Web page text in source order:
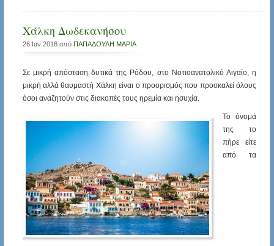
Χάλκη Δωδεκανήσου
26 Ιαν 2018 από ΠΑΠΑΔΟΥΛΗ ΜΑΡΙΑ
Σε μικρή απόσταση δυτικά της Ρόδου, στο Νοτιοανατολικό Αιγαίο, η
μικρή αλλά θαυμαστή Χάλκη είναι ο προορισμός που προσκαλεί όλους
όσοι αναζητούν στις διακοπές τους ηρεμία και ησυχία.
Το όνομά
της το
πήρε είτε
από τα